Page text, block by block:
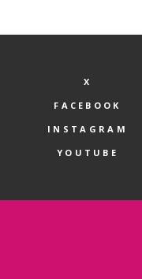
X
FACEBOOK
INSTAGRAM
YOUTUBE